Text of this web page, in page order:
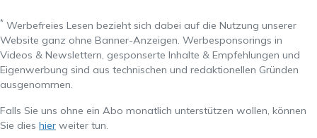
* Werbefreies Lesen bezieht sich dabei auf die Nutzung unserer
Website ganz ohne Banner-Anzeigen. Werbesponsorings in
Videos & Newslettern, gesponserte Inhalte & Empfehlungen und
Eigenwerbung sind aus technischen und redaktionellen Gründen
ausgenommen.
Falls Sie uns ohne ein Abo monatlich unterstützen wollen, können
Sie dies hier weiter tun.